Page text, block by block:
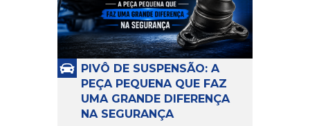
PIVÔ DE SUSPENSÃO: A
PEÇA PEQUENA QUE FAZ
UMA GRANDE DIFERENÇA
NA SEGURANÇA